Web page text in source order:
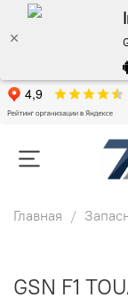
Главная
GSN F1